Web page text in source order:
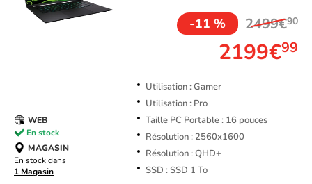
-11 % 2499€90
2199€99
Utilisation : Gamer
Utilisation : Pro
Taille PC Portable : 16 pouces
Résolution : 2560x1600
Résolution : QHD+
SSD : SSD 1 To
WEB
En stock
MAGASIN
En stock dans
1 Magasin